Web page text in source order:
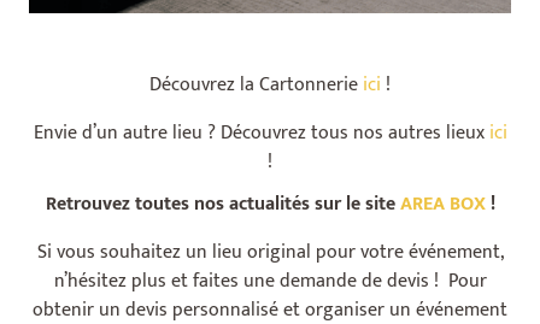
Découvrez la Cartonnerieici !
Envie d’un autre lieu ? Découvrez tous nos autres lieuxici
!
Retrouvez toutes nos actualités sur le siteAREA BOX!
Si vous souhaitez un lieu original pour votre événement,
n’hésitez plus et faites une demande de devis ! Pour
obtenir un devis personnalisé et organiser un événement